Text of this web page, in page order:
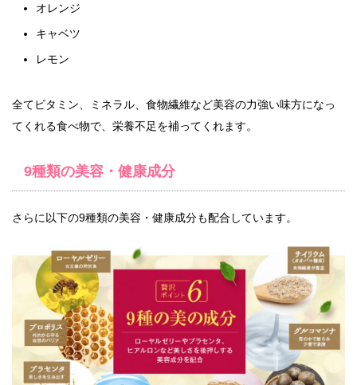
オレンジ
キャベツ
レモン
全てビタミン、ミネラル、食物繊維など美容の力強い味方になっ
てくれる食べ物で、栄養不足を補ってくれます。
9種類の美容・健康成分
さらに以下の9種類の美容・健康成分も配合しています。